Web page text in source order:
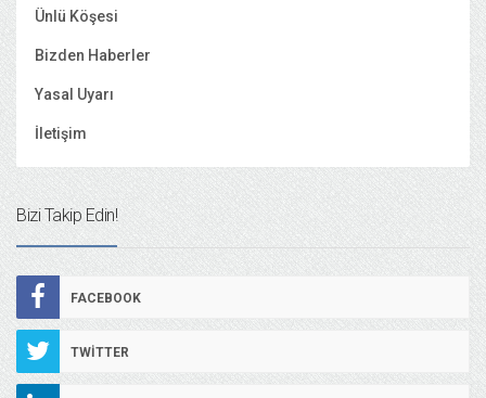
Ünlü Köşesi
Bizden Haberler
Yasal Uyarı
İletişim
Bizi Takip Edin!
FACEBOOK
TWITTER